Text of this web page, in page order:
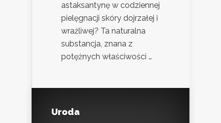
astaksantynę w codziennej
pielęgnacji skóry dojrzałej i
wrażliwej? Ta naturalna
substancja, znana z
potężnych właściwości …
Uroda